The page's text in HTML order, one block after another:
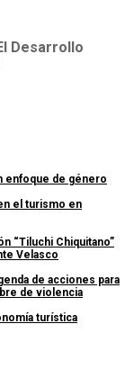
Desarrollo
enfoque de género
el turismo en
“Tiluchi Chiquitano”
Velasco
de acciones para
de violencia
turística